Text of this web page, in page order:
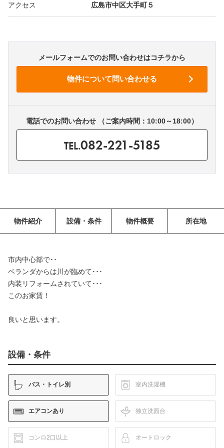
アクセス 広島市中区大手町５
メールフォームでのお問い合わせはコチラから
電話でのお問い合わせ （ご案内時間：10:00～18:00）
TEL.082-221-5185
物件紹介 設備・条件 物件概要 所在地
市内中心部で･･
ベランダからは川が臨めて･･･
内装リフォームされていて･･･
このお家賃！
良いと思います。
設備・条件
バス・トイレ別 室内洗濯機
エアコンあり 独立洗面台
コンロ2口以上 オートロック